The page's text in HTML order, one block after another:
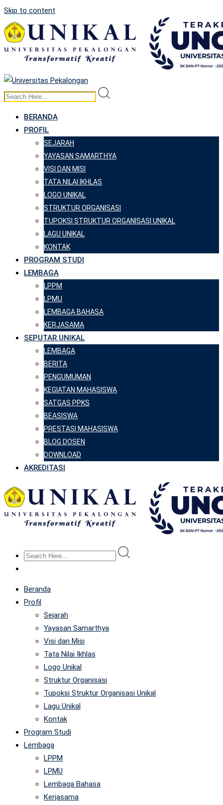
Skip to content
BERANDA
PROFIL
SEJARAH
YAYASAN SAMARTHYA
VISI DAN MISI
TATA NILAI IKHLAS
LOGO UNIKAL
STRUKTUR ORGANISASI
TUPOKSI STRUKTUR ORGANISASI UNIKAL
LAGU UNIKAL
KONTAK
PROGRAM STUDI
LEMBAGA
LPPM
LPMU
LEMBAGA BAHASA
KERJASAMA
SEPUTAR UNIKAL
LEMBAGA
BERITA
PENGUMUMAN
KEGIATAN MAHASISWA
SATGAS PPKS
BEASISWA
PRESTASI MAHASISWA
BLOG DOSEN
DOWNLOAD
AKREDITASI
Beranda
Profil
Sejarah
Yayasan Samarthya
Visi dan Misi
Tata Nilai Ikhlas
Logo Unikal
Struktur Organisasi
Tupoksi Struktur Organisasi Unikal
Lagu Unikal
Kontak
Program Studi
Lembaga
LPPM
LPMU
Lembaga Bahasa
Kerjasama